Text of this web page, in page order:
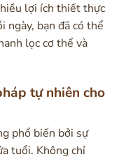
lợi ích thiết thực
ngày, bạn đã có thể
lọc cơ thể và
tự nhiên cho
phổ biến bởi sự
tuổi. Không chỉ